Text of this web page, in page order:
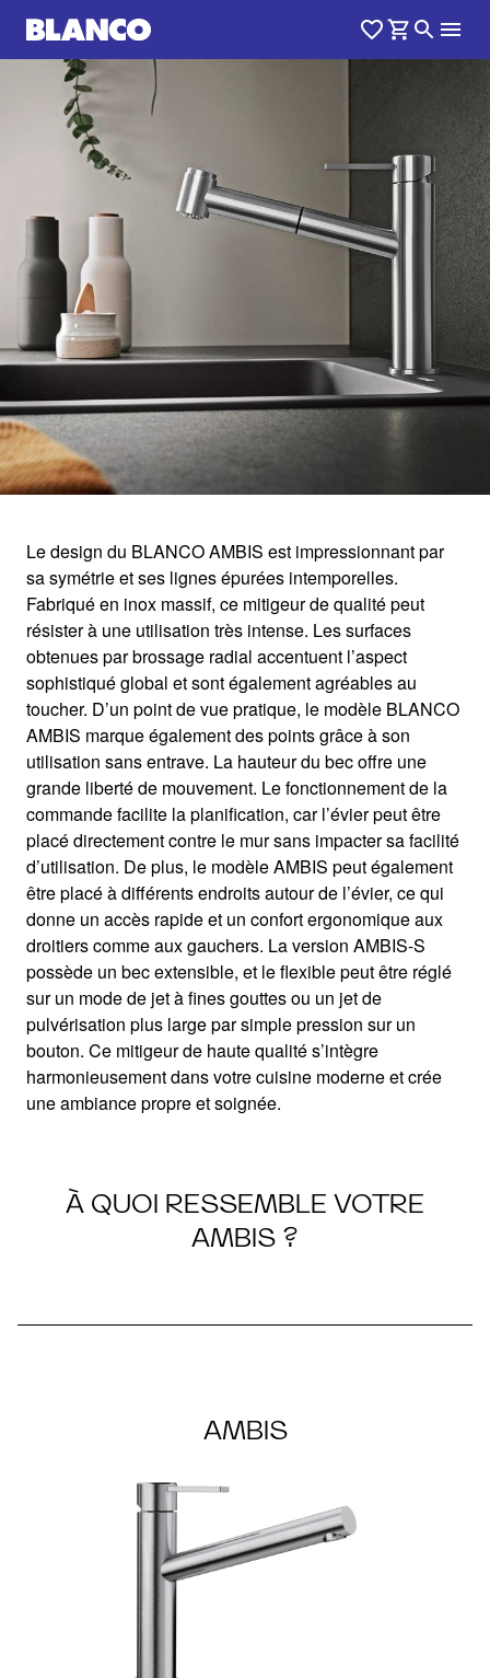
AMBIS
Une élégance soignée
1 /0
Le design du BLANCO AMBIS est impressionnant par
sa symétrie et ses lignes épurées intemporelles.
Fabriqué en inox massif, ce mitigeur de qualité peut
résister à une utilisation très intense. Les surfaces
obtenues par brossage radial accentuent l’aspect
sophistiqué global et sont également agréables au
toucher. D’un point de vue pratique, le modèle BLANCO
AMBIS marque également des points grâce à son
utilisation sans entrave. La hauteur du bec offre une
grande liberté de mouvement. Le fonctionnement de la
commande facilite la planification, car l’évier peut être
placé directement contre le mur sans impacter sa facilité
d’utilisation. De plus, le modèle AMBIS peut également
être placé à différents endroits autour de l’évier, ce qui
donne un accès rapide et un confort ergonomique aux
droitiers comme aux gauchers. La version AMBIS-S
possède un bec extensible, et le flexible peut être réglé
sur un mode de jet à fines gouttes ou un jet de
pulvérisation plus large par simple pression sur un
bouton. Ce mitigeur de haute qualité s’intègre
harmonieusement dans votre cuisine moderne et crée
une ambiance propre et soignée.
À QUOI RESSEMBLE VOTRE
AMBIS ?
AMBIS